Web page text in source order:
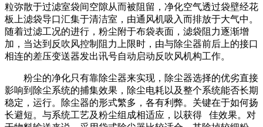
粒弥散于过滤室袋间空隙从而被阻留，净化空气透过袋壁经花
板上滤袋导口汇集于清洁室，由通风机吸入而排放于大气中。
随着过滤工况的进行，粉尘附于布袋表面，滤袋阻力逐渐增
加，当达到反吹风控制阻力上限时，由与除尘器前后上的接口
相连的差压变送器发出讯号自动启动反吹风机构工作。
粉尘的净化只有靠除尘器来实现，除尘器选择的优劣直接
影响到除尘系统的捕集效果，除尘电耗以及整个系统能否长期
稳定，运行。除尘器的形式繁多，各有利弊。关键在于如何扬
长避短。与系统工艺及粉尘组成相适应，以获得 佳效果。对